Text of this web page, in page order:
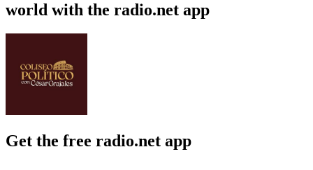
world with the radio.net app
Get the free radio.net app